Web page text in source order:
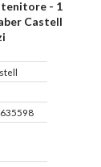
- 1
Castell